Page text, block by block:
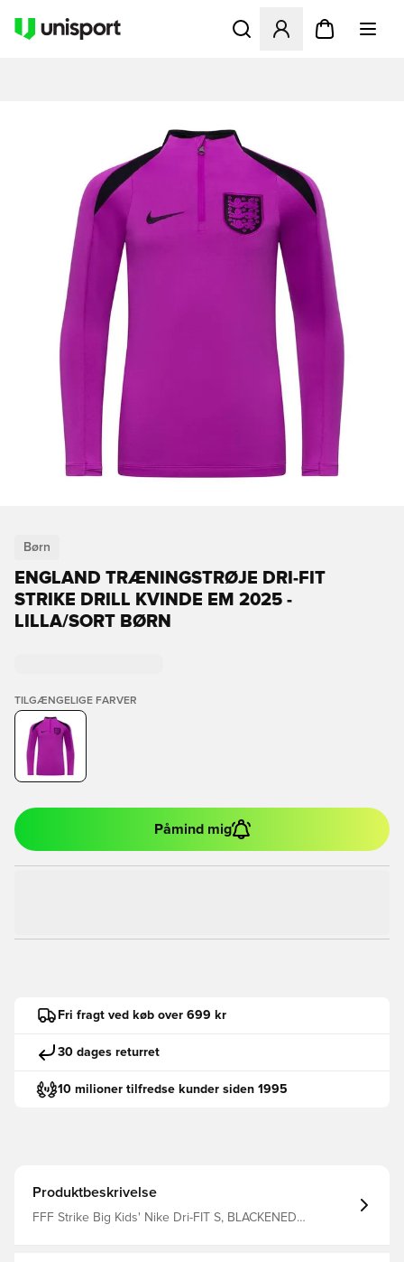
Åbner en Modal til at
Børn
ENGLAND TRÆNINGSTRØJE DRI-FIT
STRIKE DRILL KVINDE EM 2025 -
LILLA/SORT BØRN
TILGÆNGELIGE FARVER
Påmind mig
Fri fragt ved køb over 699 kr
30 dages returret
10 milioner tilfredse kunder siden 1995
Produktbeskrivelse
FFF Strike Big Kids' Nike Dri-FIT S, BLACKENED